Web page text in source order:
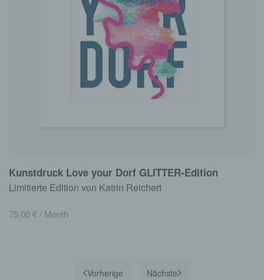
Kunstdruck Love your Dorf GLITTER-Edition
Limitierte Edition von Katrin Reichert
75,00€/ Month
Vorherige Nächste